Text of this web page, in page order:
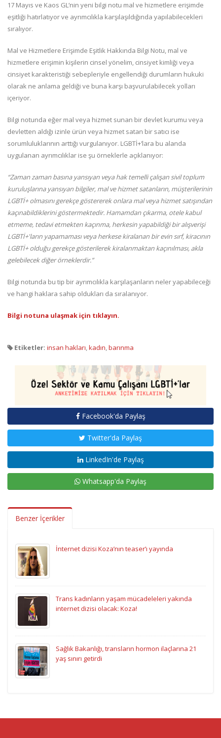
17 Mayıs ve Kaos GL’nin yeni bilgi notu mal ve hizmetlere erişimde
eşitliği hatırlatıyor ve ayrımcılıkla karşılaşıldığında yapılabilecekleri
sıralıyor.
Mal ve Hizmetlere Erişimde Eşitlik Hakkında Bilgi Notu, mal ve
hizmetlere erişimin kişilerin cinsel yönelim, cinsiyet kimliği veya
cinsiyet karakteristiği sebepleriyle engellendiği durumların hukuki
olarak ne anlama geldiği ve buna karşı başvurulabilecek yolları
içeriyor.
Bilgi notunda eğer mal veya hizmet sunan bir devlet kurumu veya
devletten aldığı izinle ürün veya hizmet satan bir satıcı ise
sorumluluklarının arttığı vurgulanıyor. LGBTİ+’lara bu alanda
uygulanan ayrımcılıklar ise şu örneklerle açıklanıyor:
“Zaman zaman basına yansıyan veya hak temelli çalışan sivil toplum
kuruluşlarına yansıyan bilgiler, mal ve hizmet satanların, müşterilerinin
LGBTİ+ olmasını gerekçe göstererek onlara mal veya hizmet satışından
kaçınabildiklerini göstermektedir. Hamamdan çıkarma, otele kabul
etmeme, tedavi etmekten kaçınma, herkesin yapabildiği bir alışverişi
LGBTİ+'ların yapamaması veya herkese kiralanan bir evin sırf, kiracının
LGBTİ+ olduğu gerekçe gösterilerek kiralanmaktan kaçınılması, akla
gelebilecek diğer örneklerdir.”
Bilgi notunda bu tip bir ayrımcılıkla karşılaşanların neler yapabileceği
ve hangi haklara sahip oldukları da sıralanıyor.
Bilgi notuna ulaşmak için tıklayın.
Etiketler: insan hakları,kadın,barınma
Facebook'da Paylaş
Twitter'da Paylaş
LinkedIn'de Paylaş
Whatsapp'da Paylaş
Benzer İçerikler
İnternet dizisi Koza’nın teaser’ı yayında
Trans kadınların yaşam mücadeleleri yakında
internet dizisi olacak: Koza!
Sağlık Bakanlığı, transların hormon ilaçlarına 21
yaş sınırı getirdi